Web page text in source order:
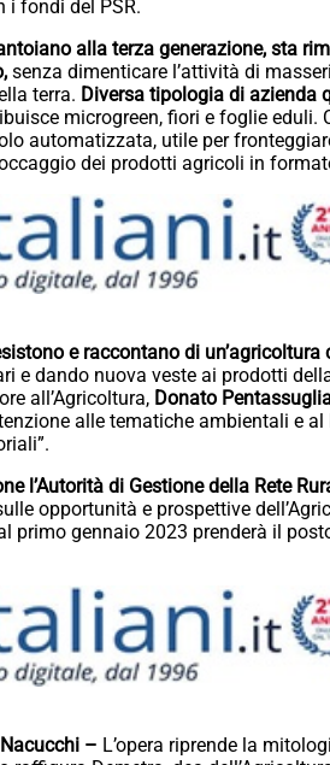
i fondi del PSR.
alla terza generazione, sta
senza dimenticare l’attività di
terra. Diversa tipologia di azienda
microgreen, fiori e foglie eduli.
automatizzata, utile per
dei prodotti agricoli in
e raccontano di
e dando nuova veste ai prodotti
all’Agricoltura, Donato
alle tematiche ambientali e
l’Autorità di Gestione della Rete
opportunità e prospettive
primo gennaio 2023 prenderà il
– L’opera riprende la